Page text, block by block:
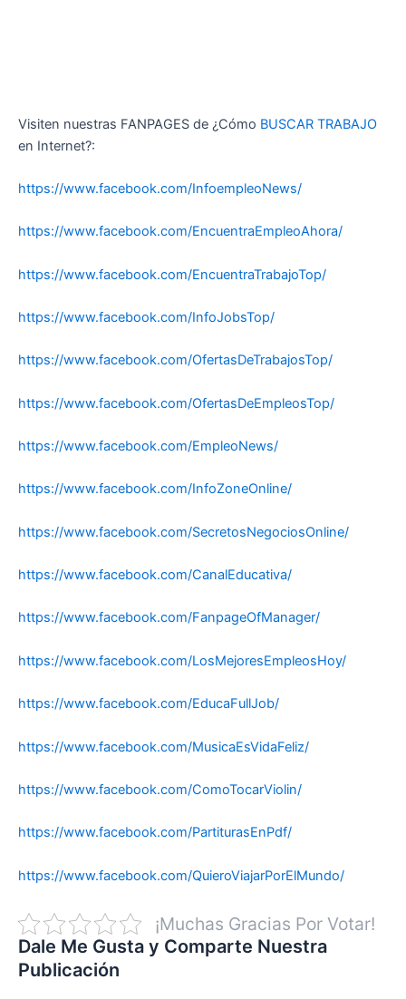
Visiten nuestras FANPAGES de ¿Cómo BUSCAR TRABAJO
en Internet?:
https://www.facebook.com/InfoempleoNews/
https://www.facebook.com/EncuentraEmpleoAhora/
https://www.facebook.com/EncuentraTrabajoTop/
https://www.facebook.com/InfoJobsTop/
https://www.facebook.com/OfertasDeTrabajosTop/
https://www.facebook.com/OfertasDeEmpleosTop/
https://www.facebook.com/EmpleoNews/
https://www.facebook.com/InfoZoneOnline/
https://www.facebook.com/SecretosNegociosOnline/
https://www.facebook.com/CanalEducativa/
https://www.facebook.com/FanpageOfManager/
https://www.facebook.com/LosMejoresEmpleosHoy/
https://www.facebook.com/EducaFullJob/
https://www.facebook.com/MusicaEsVidaFeliz/
https://www.facebook.com/ComoTocarViolin/
https://www.facebook.com/PartiturasEnPdf/
https://www.facebook.com/QuieroViajarPorElMundo/
¡Muchas Gracias Por Votar!
Dale Me Gusta y Comparte Nuestra
Publicación